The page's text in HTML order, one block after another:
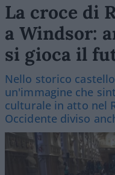
La croce di
a Windsor:
si gioca il
Nello storico
un'immagine che
culturale in atto nel
Occidente diviso